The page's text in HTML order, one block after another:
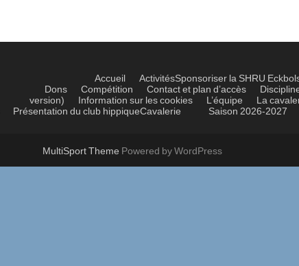
Accueil ActivitésSponsoriser la SHRU
Dons
Compétition Contact et plan d’accès
version)
Information sur les cookies L’équipe La
Présentation du club hippiqueCavalerie Saison 2026-2027
MultiSport Theme Powered by WordPress